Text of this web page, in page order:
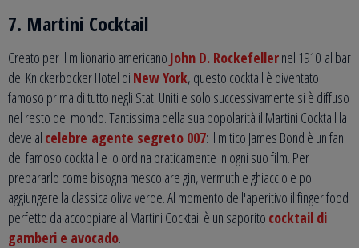
7. Martini Cocktail
Creato per il milionario americano John D. Rockefellernel 1910 al bar
del Knickerbocker Hotel di New York, questo cocktail è diventato
famoso prima di tutto negli Stati Uniti e solo successivamente si è diffuso
nel resto del mondo. Tantissima della sua popolarità il Martini Cocktail la
deve al celebre agente segreto 007: il mitico James Bond è un fan
del famoso cocktail e lo ordina praticamente in ogni suo film. Per
prepararlo come bisogna mescolare gin, vermuth e ghiaccio e poi
aggiungere la classica oliva verde. Al momento dell'aperitivo il finger food
perfetto da accoppiare al Martini Cocktail è un saporito cocktail di
gamberi e avocado.